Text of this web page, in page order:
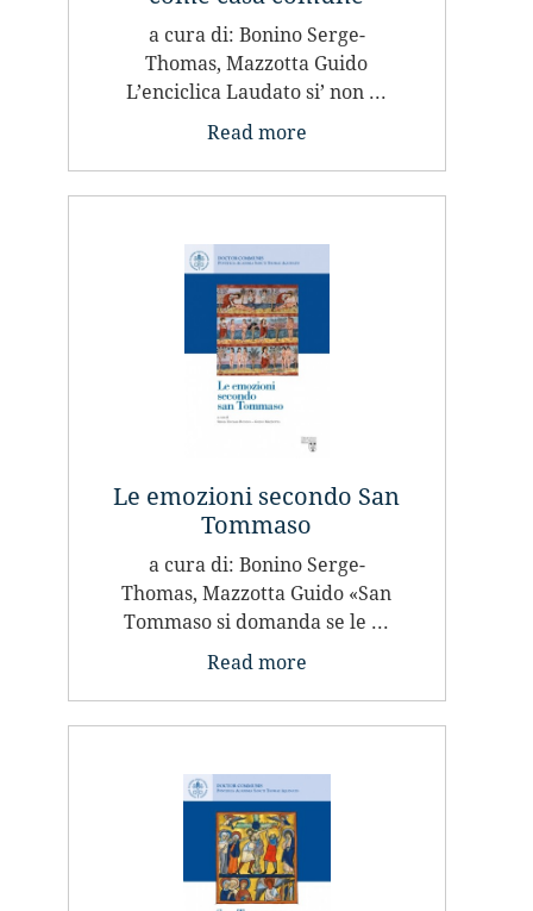
a cura di: Bonino Serge-
Thomas, Mazzotta Guido
L’enciclica Laudato si’ non ...
Read more
Le emozioni secondo San
Tommaso
a cura di: Bonino Serge-
Thomas, Mazzotta Guido «San
Tommaso si domanda se le ...
Read more